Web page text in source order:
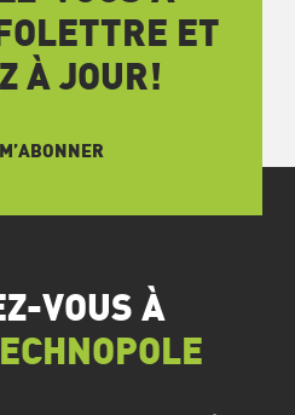
ET
À JOUR!
M’ABONNER
VOUS À